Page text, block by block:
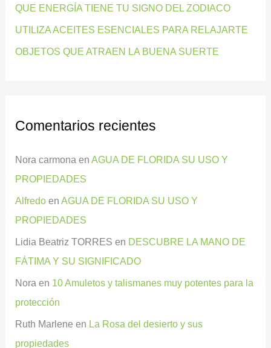
r
:
QUE ENERGÍA TIENE TU SIGNO DEL ZODIACO
UTILIZA ACEITES ESENCIALES PARA RELAJARTE
OBJETOS QUE ATRAEN LA BUENA SUERTE
Comentarios recientes
Nora carmona enAGUA DE FLORIDA SU USO Y
PROPIEDADES
Alfredo enAGUA DE FLORIDA SU USO Y
PROPIEDADES
Lidia Beatriz TORRES en DESCUBRE LA MANO DE
FÁTIMA Y SU SIGNIFICADO
Nora en 10 Amuletos y talismanes muy potentes para la
protección
Ruth Marlene en La Rosa del desierto y sus
propiedades